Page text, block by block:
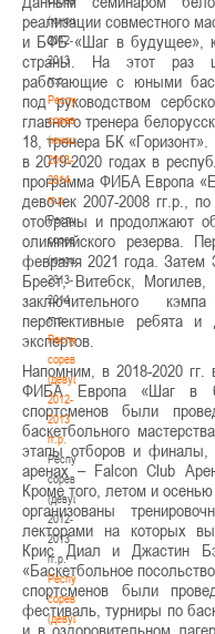
(юноши)
2012-
2013
гг.р.
Республиканские
соревнования
(юноши)
2013-
2014
гг.р.
Республиканские
соревнования
(юноши)
2013-
2014
гг.р.
Республиканские
соревнования
(девушки)
2012-
2013
гг.р.
Республиканские
соревнования
(девушки)
2012-
2013
гг.р.
Республиканские
соревнования
(девушки)
реализации совместного
и БФБ «Шаг в будущее»,
страны. На этот раз
работающие с юными
под руководством
главного тренера
18, тренера БК
в 2019-2020 годах в
программа ФИБА Европа
девочек 2007-2008 гг.р.,
отобраны и продолжают
олимпийского резерва.
февраля 2021 года. Затем
Брест, Витебск,
заключительного
перспективные ребята и
экспертов.
Напомним, в 2018-2020
ФИБА Европа «Шаг в
спортсменов были
баскетбольного
этапы отборов и финалы,
аренах – Falcon Club
Кроме того, летом и
организованы
лекторами на которых
Крис Диал и Джастин
«Баскетбольное
спортсменов были
фестиваль, турниры по
и в оздоровительном